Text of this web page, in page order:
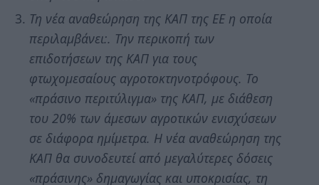
Τη νέα αναθεώρηση της ΚΑΠ της ΕΕ η οποία
περιλαμβάνει:. Την περικοπή των
επιδοτήσεων της ΚΑΠ για τους
φτωχομεσαίους αγροτοκτηνοτρόφους. Το
«πράσινο περιτύλιγμα» της ΚΑΠ, με διάθεση
του 20% των άμεσων αγροτικών ενισχύσεων
σε διάφορα ημίμετρα. Η νέα αναθεώρηση της
ΚΑΠ θα συνοδευτεί από μεγαλύτερες δόσεις
«πράσινης» δημαγωγίας και υποκρισίας, τη